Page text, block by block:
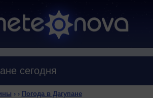
сегодня
› › Погода в Дагупане